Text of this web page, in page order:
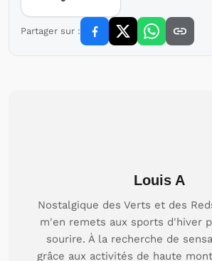
Partager sur :
Louis A
Nostalgique des Verts et des
m'en remets aux sports d'hiver
sourire. À la recherche de
grâce aux activités de haute